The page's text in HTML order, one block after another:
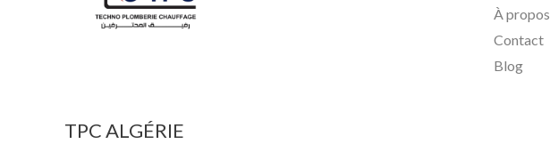
TPC ALGÉRIE
À propos
Contact
Blog